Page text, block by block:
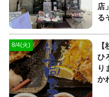
店
る
8/4(火)
ひ
り
か